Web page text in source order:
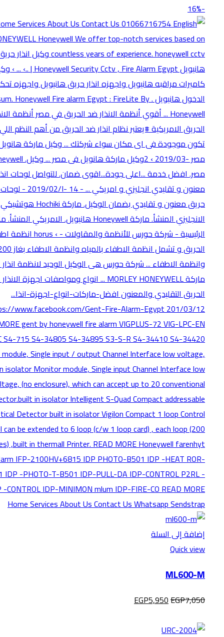
-16%
إضافة إلى السلة
Quick view
ML600-M
EGP7,050
EGP5,950